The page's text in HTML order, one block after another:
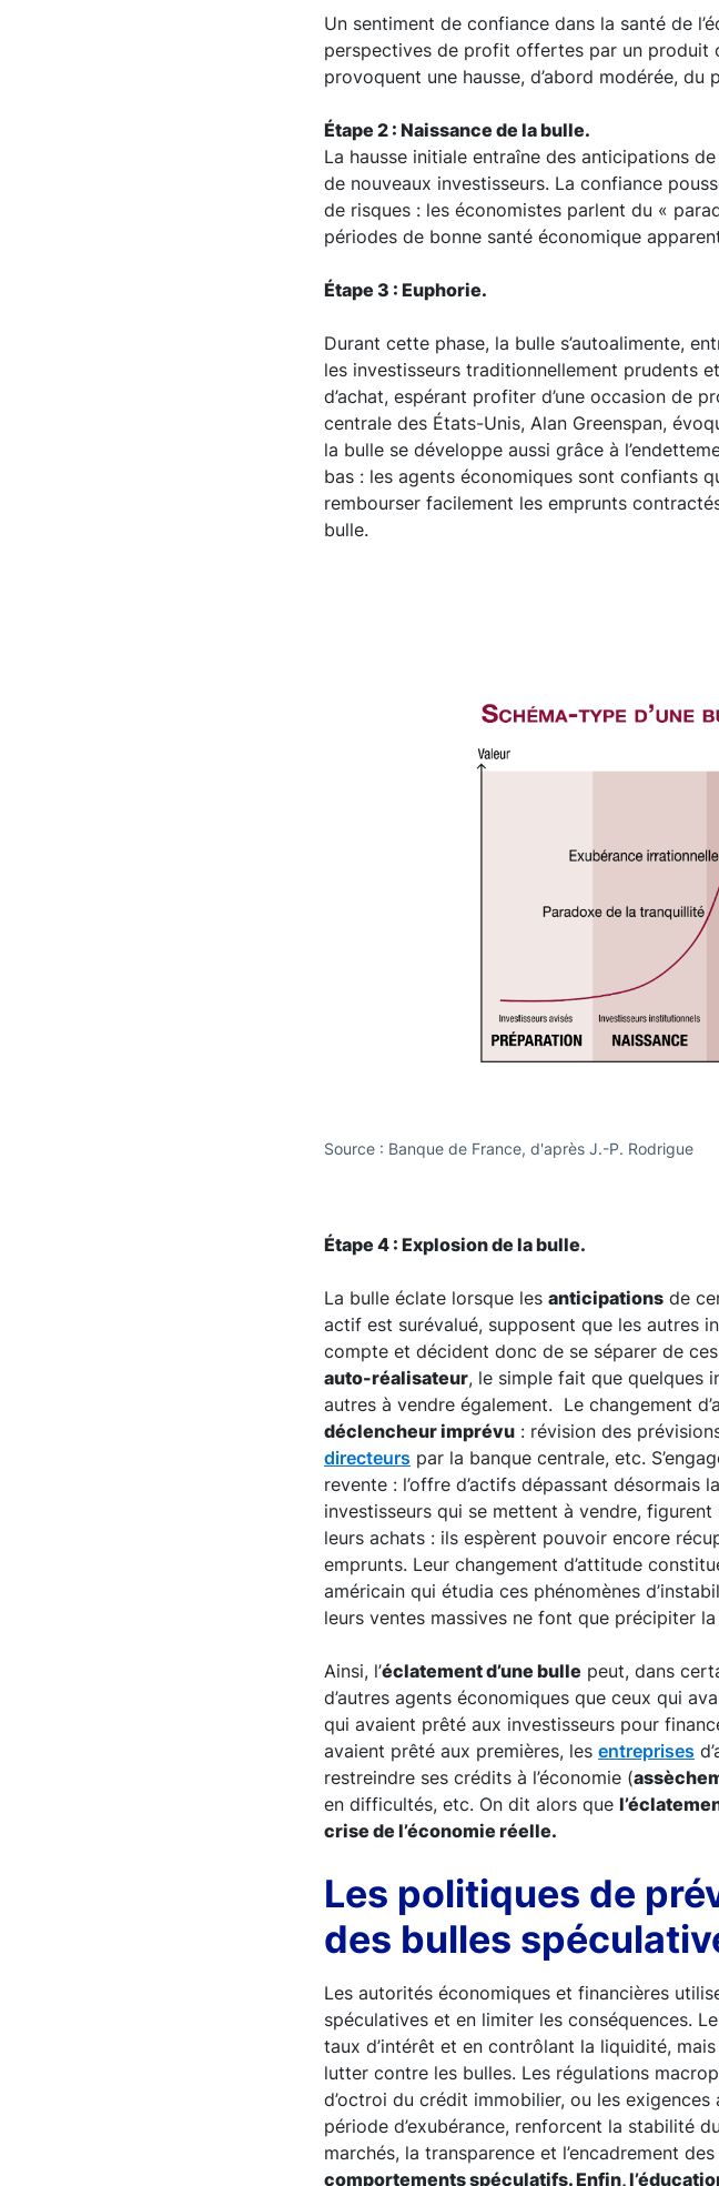
Un sentiment de confiance dans la santé de
perspectives de profit offertes par un produit
provoquent une hausse, d’abord modérée, du
Étape 2 : Naissance de la bulle.
La hausse initiale entraîne des anticipations
de nouveaux investisseurs. La confiance
de risques : les économistes parlent du «
périodes de bonne santé économique
Étape 3 : Euphorie.
Durant cette phase, la bulle s’autoalimente,
les investisseurs traditionnellement prudents
d’achat, espérant profiter d’une occasion de
centrale des États-Unis, Alan Greenspan,
la bulle se développe aussi grâce à
bas : les agents économiques sont confiants
rembourser facilement les emprunts
bulle.
Source : Banque de France, d'après J.-P. Rodrigue
Étape 4 : Explosion de la bulle.
La bulle éclate lorsque les anticipations de
actif est surévalué, supposent que les autres
compte et décident donc de se séparer de
auto-réalisateur, le simple fait que quelques
autres à vendre également. Le changement
déclencheur imprévu : révision des
directeurs par la banque centrale, etc.
revente : l’offre d’actifs dépassant désormais
investisseurs qui se mettent à vendre,
leurs achats : ils espèrent pouvoir encore
emprunts. Leur changement d’attitude
américain qui étudia ces phénomènes
leurs ventes massives ne font que précipiter
Ainsi, l’éclatement d’une bulle peut, dans
d’autres agents économiques que ceux qui
qui avaient prêté aux investisseurs pour
avaient prêté aux premières, les entreprises
restreindre ses crédits à l’économie (
en difficultés, etc. On dit alors que
crise de l’économie réelle.
Les politiques de
des bulles
Les autorités économiques et financières
spéculatives et en limiter les conséquences.
taux d’intérêt et en contrôlant la liquidité,
lutter contre les bulles. Les régulations
d’octroi du crédit immobilier, ou les
période d’exubérance, renforcent la stabilité
marchés, la transparence et l’encadrement
comportements spéculatifs. Enfin,